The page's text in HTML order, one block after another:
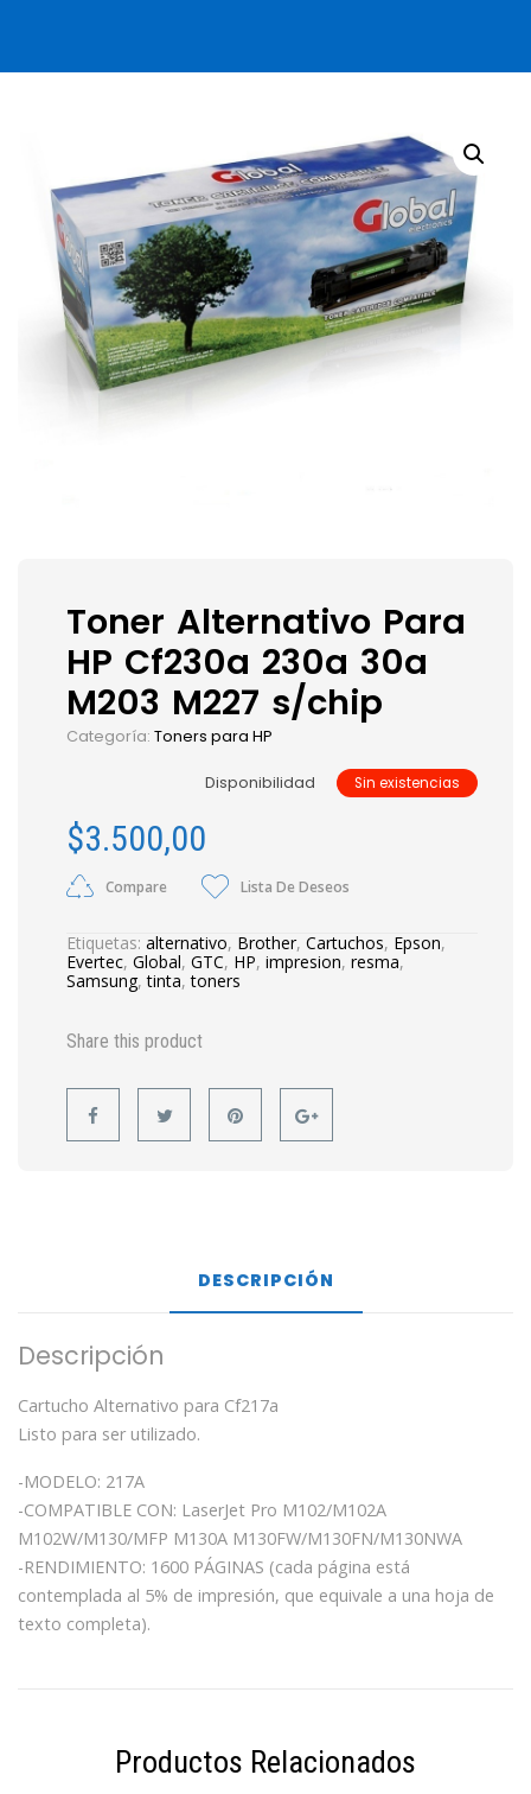
Toner Alternativo Para
HP Cf230a 230a 30a
M203 M227 s/chip
Categoría: Toners para HP
Disponibilidad Sin existencias
$3.500,00
Compare Lista De Deseos
Etiquetas: alternativo, Brother, Cartuchos, Epson,
Evertec, Global, GTC, HP, impresion, resma,
Samsung,tinta,toners
Share this product
DESCRIPCIÓN
Descripción
Cartucho Alternativo para Cf217a
Listo para ser utilizado.
-MODELO: 217A
-COMPATIBLE CON: LaserJet Pro M102/M102A
M102W/M130/MFP M130A M130FW/M130FN/M130NWA
-RENDIMIENTO: 1600 PÁGINAS (cada página está
contemplada al 5% de impresión, que equivale a una hoja de
texto completa).
Productos Relacionados